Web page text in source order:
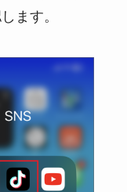
ます。